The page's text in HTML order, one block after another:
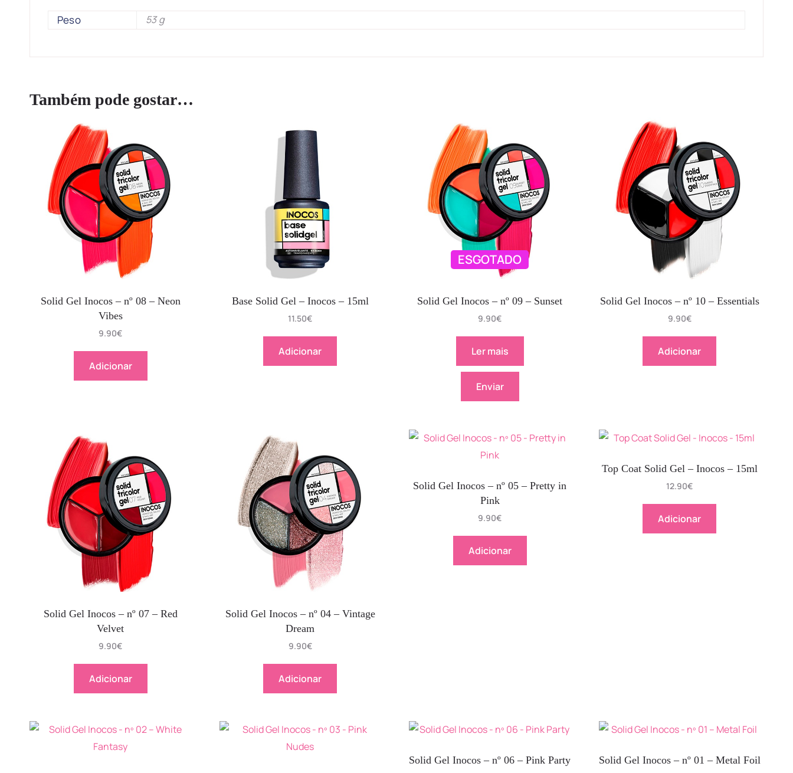
Peso 53 g
Também pode gostar…
Solid Gel Inocos – nº 08 – Neon
Vibes
9.90€
Adicionar
Base Solid Gel – Inocos – 15ml
11.50€
Adicionar
ESGOTADO
Solid Gel Inocos – nº 09 – Sunset
9.90€
Ler mais
Enviar
Solid Gel Inocos – nº 10 – Essentials
9.90€
Adicionar
Solid Gel Inocos – nº 07 – Red
Velvet
9.90€
Adicionar
Solid Gel Inocos – nº 04 – Vintage
Dream
9.90€
Adicionar
Solid Gel Inocos – nº 05 – Pretty in
Pink
9.90€
Adicionar
Top Coat Solid Gel – Inocos – 15ml
12.90€
Adicionar
Solid Gel Inocos – nº 06 – Pink Party Solid Gel Inocos – nº 01 – Metal Foil